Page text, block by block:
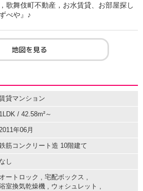
歌舞伎町不動産，お水賃貸、お部屋探し
べや』♪
地図を見る
貸マンション
1LDK / 42.58m²～
年06月
筋コンクリート造 10階建て
なし
オートロック , 宅配ボックス ,
室換気乾燥機 , ウォシュレット ,